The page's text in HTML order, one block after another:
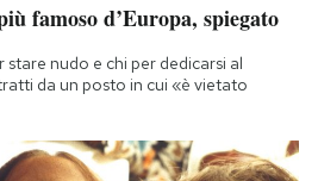
famoso d’Europa, spiegato
stare nudo e chi per dedicarsi al
da un posto in cui «è vietato